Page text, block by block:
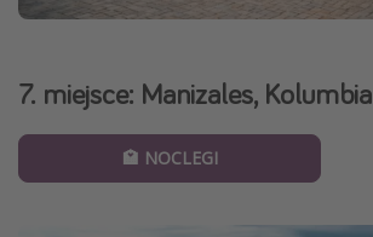
7. miejsce: Manizales, Kolumbia
🏩 NOCLEGI